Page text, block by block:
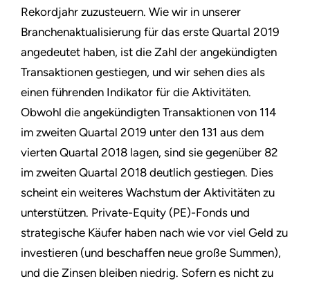
Rekordjahr zuzusteuern. Wie wir in unserer
Branchenaktualisierung für das erste Quartal 2019
angedeutet haben, ist die Zahl der angekündigten
Transaktionen gestiegen, und wir sehen dies als
einen führenden Indikator für die Aktivitäten.
Obwohl die angekündigten Transaktionen von 114
im zweiten Quartal 2019 unter den 131 aus dem
vierten Quartal 2018 lagen, sind sie gegenüber 82
im zweiten Quartal 2018 deutlich gestiegen. Dies
scheint ein weiteres Wachstum der Aktivitäten zu
unterstützen. Private-Equity (PE)-Fonds und
strategische Käufer haben nach wie vor viel Geld zu
investieren (und beschaffen neue große Summen),
und die Zinsen bleiben niedrig. Sofern es nicht zu